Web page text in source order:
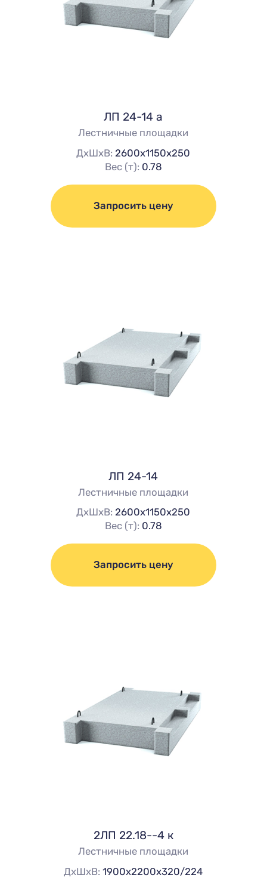
ЛП 24-14 а
Лестничные площадки
ДхШхВ:2600х1150х250
Вес (т): 0.78
Запросить цену
ЛП 24-14
Лестничные площадки
ДхШхВ:2600х1150х250
Вес (т): 0.78
Запросить цену
2ЛП 22.18--4 к
Лестничные площадки
ДхШхВ:1900х2200х320/224